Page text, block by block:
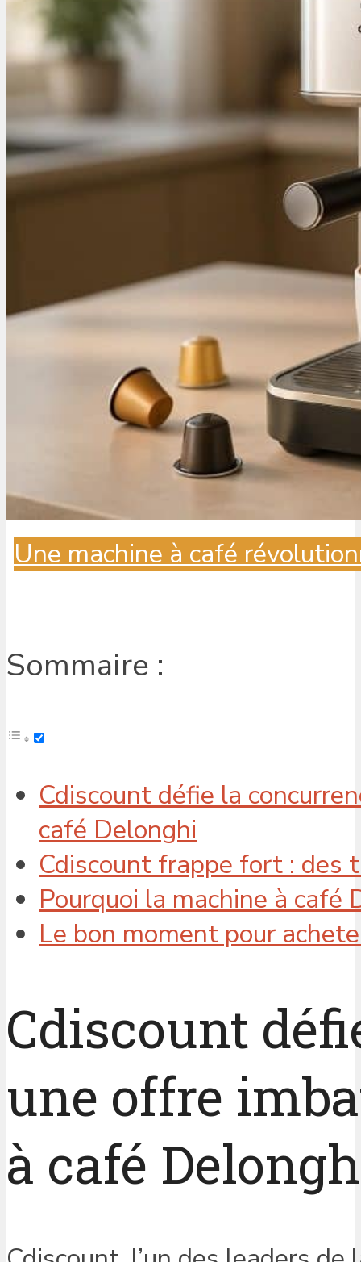
Une machine à café
Sommaire :
Cdiscount défie la
café Delonghi
Cdiscount frappe fort : des
Pourquoi la machine à
Le bon moment pour
Cdiscount
une offre
à café